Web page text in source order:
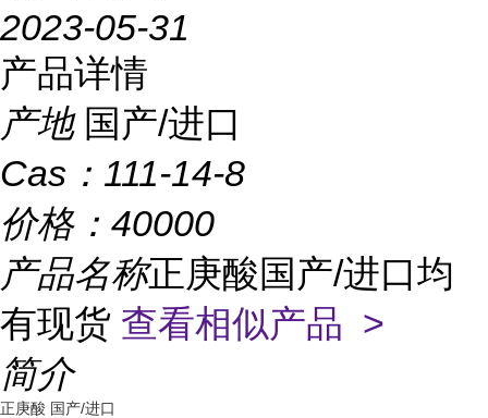
2023-05-31
产品详情
产地 国产/进口
Cas： 111-14-8
价格： 40000
产品名称正庚酸国产/进口均
有现货 查看相似产品 >
简介
正庚酸 国产/进口